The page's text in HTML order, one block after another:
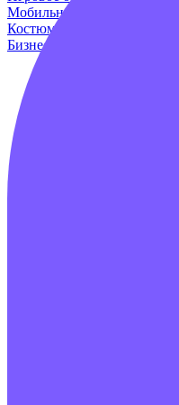
Мобильные аттракционы
Костюмы динозавров
Бизнес наборы